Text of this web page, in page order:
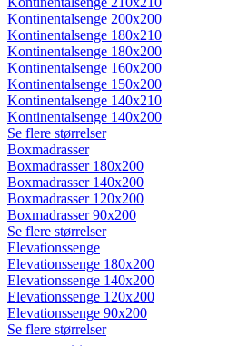
Kontinentalsenge 200x200
Kontinentalsenge 180x210
Kontinentalsenge 180x200
Kontinentalsenge 160x200
Kontinentalsenge 150x200
Kontinentalsenge 140x210
Kontinentalsenge 140x200
Se flere størrelser
Boxmadrasser
Boxmadrasser 180x200
Boxmadrasser 140x200
Boxmadrasser 120x200
Boxmadrasser 90x200
Se flere størrelser
Elevationssenge
Elevationssenge 180x200
Elevationssenge 140x200
Elevationssenge 120x200
Elevationssenge 90x200
Se flere størrelser